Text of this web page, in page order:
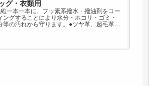
グ・衣類用
一本一本に、フッ素系撥水・撥油剤をコー
ングすることにより水分・ホコリ・ゴミ・
等の汚れから守ります。●ツヤ革、起毛革等